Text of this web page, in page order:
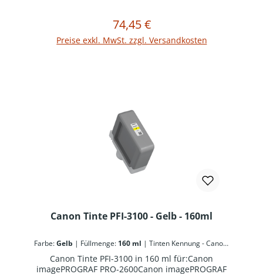
Regulärer Preis:
74,45 €
Preise exkl. MwSt. zzgl. Versandkosten
In den Warenkorb
Canon Tinte PFI-3100 - Gelb - 160ml
Farbe:Gelb | Füllmenge: 160 ml | Tinten Kennung - Canon:
Canon Tinte PFI-3100 in 160 ml für:Canon
imagePROGRAF PRO-2600Canon imagePROGRAF